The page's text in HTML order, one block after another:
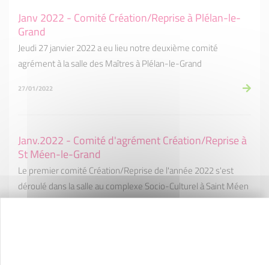
Janv 2022 - Comité Création/Reprise à Plélan-le-
Grand
Jeudi 27 janvier 2022 a eu lieu notre deuxième comité
agrément à la salle des Maîtres à Plélan-le-Grand
27/01/2022
Janv.2022 - Comité d'agrément Création/Reprise à
St Méen-le-Grand
Le premier comité Création/Reprise de l'année 2022 s'est
déroulé dans la salle au complexe Socio-Culturel à Saint Méen
le Grand